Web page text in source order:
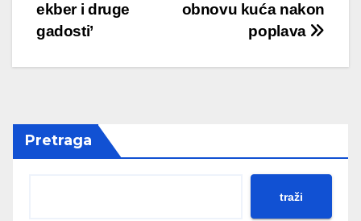
obnovu kuća nakon
poplava
ekber i druge
gadosti’
Pretraga
traži